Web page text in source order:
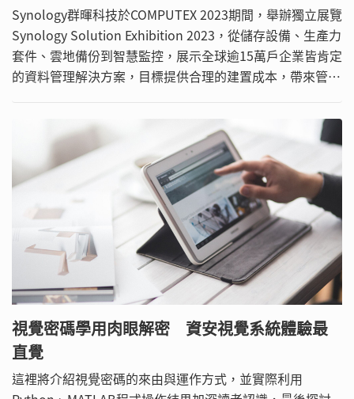
Synology群暉科技於COMPUTEX 2023期間，舉辦獨立展覽
Synology Solution Exhibition 2023，從儲存設備、生產力
套件、雲地備份到智慧監控，展示全球逾15萬戶企業皆肯定
的資料管理解決方案，目標提供合理的建置成本，帶來管理
視覺密碼學用肉眼解密 資安視覺系統體驗最
直覺
這裡將介紹視覺密碼的來由與運作方式，並實際利用